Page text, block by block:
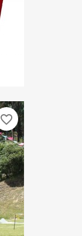
favorite_border